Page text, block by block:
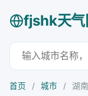
fjshk天气
首页 / 城市 / 湖